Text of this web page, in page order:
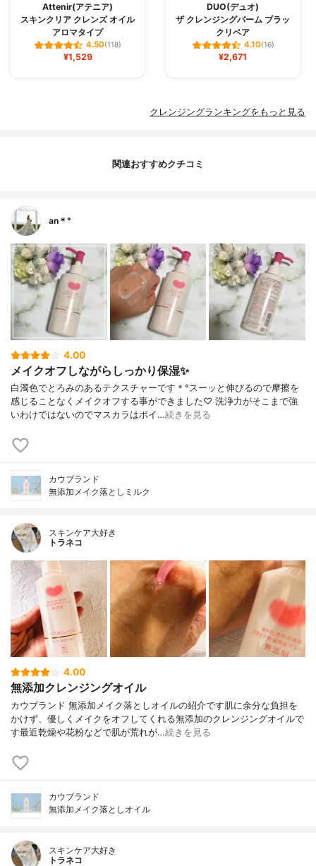
Attenir(アテニア)
スキンクリア クレンズ オイル
アロマタイプ
4.50(118)
¥1,529
DUO(デュオ)
ザ クレンジングバーム ブラッ
クリペア
4.10(16)
¥2,671
クレンジングランキングをもっと見る
関連おすすめクチコミ
an＊°
4.00
メイクオフしながらしっかり保湿✨
白濁色でとろみのあるテクスチャーです＊°スーッと伸びるので摩擦を
感じることなくメイクオフする事ができました♡ 洗浄力がそこまで強
いわけではないのでマスカラはポイ…続きを見る
カウブランド
無添加メイク落としミルク
スキンケア大好き
トラネコ
4.00
無添加クレンジングオイル
カウブランド 無添加メイク落としオイルの紹介です肌に余分な負担を
かけず、優しくメイクをオフしてくれる無添加のクレンジングオイルで
す最近乾燥や花粉などで肌が荒れが…続きを見る
カウブランド
無添加メイク落としオイル
スキンケア大好き
トラネコ